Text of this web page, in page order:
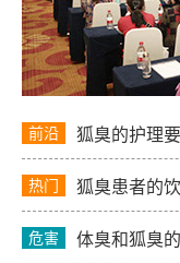
前沿 狐臭的护理
热门 狐臭患者的
危害 体臭和狐臭